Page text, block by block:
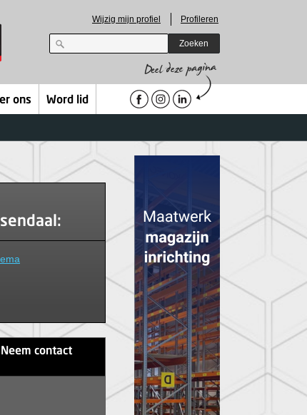
Wijzig mijn profiel Profileren
Zoeken
ons Word lid
contact